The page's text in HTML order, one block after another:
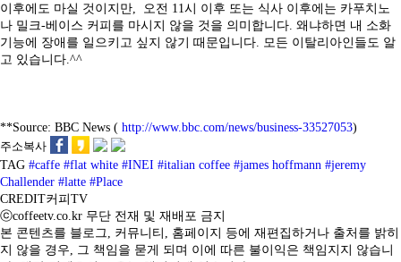
이후에도 마실 것이지만, 오전 11시 이후 또는 식사 이후에는 카푸치노
나 밀크-베이스 커피를 마시지 않을 것을 의미합니다. 왜냐하면 내 소화
기능에 장애를 일으키고 싶지 않기 때문입니다. 모든 이탈리아인들도 알
고 있습니다.^^
**Source: BBC News ( http://www.bbc.com/news/business-33527053)
주소복사
TAG #caffe #flat white #INEI #italian coffee #james hoffmann #jeremy
Challender #latte #Place
CREDIT커피TV
ⓒcoffeetv.co.kr 무단 전재 및 재배포 금지
본 콘텐츠를 블로그, 커뮤니티, 홈페이지 등에 재편집하거나 출처를 밝히
지 않을 경우, 그 책임을 묻게 되며 이에 따른 불이익은 책임지지 않습니